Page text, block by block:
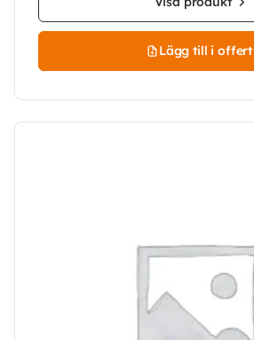
Lägg till i offert